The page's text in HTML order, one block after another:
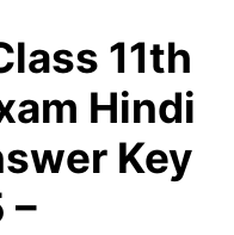
11th
Hindi
Key
–